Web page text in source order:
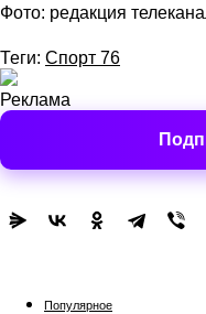
Фото: редакция
Теги: Спорт 76
Реклама
Популярное